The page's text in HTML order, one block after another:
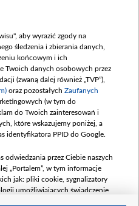
051,21 PLN
mln, październik 350
000,00 PLN
GRUDZIEŃ 2025
mln)
000,00 PLN
LUTY 2026 (wpłata
180 mln, 8
000,00 PLN
aby wyrazić zgody na
śledzenia i zbierania danych,
końcowym i ich
Twoich danych osobowych przez
(zwaną dalej również „TVP”),
oraz pozostałych Zaufanych
(w tym do
do Twoich zainteresowań i
które wskazujemy poniżej, a
identyfikatora PPID do Google.
odwiedzania przez Ciebie naszych
„Portalem”, w tym informacje
jak: pliki cookie, sygnalizatory
umożliwiających świadczenie